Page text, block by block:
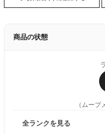
商品の状態
（ムーブ
全ランクを見る